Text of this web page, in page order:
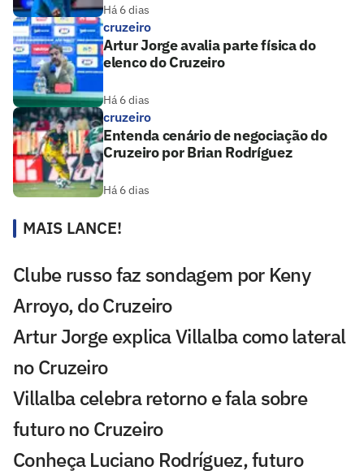
Há 6 dias
cruzeiro
Artur Jorge avalia parte física do
elenco do Cruzeiro
Há 6 dias
cruzeiro
Entenda cenário de negociação do
Cruzeiro por Brian Rodríguez
Há 6 dias
MAIS LANCE!
Clube russo faz sondagem por Keny
Arroyo, do Cruzeiro
Artur Jorge explica Villalba como lateral
no Cruzeiro
Villalba celebra retorno e fala sobre
futuro no Cruzeiro
Conheça Luciano Rodríguez, futuro